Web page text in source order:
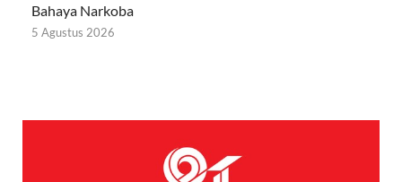
Bahaya Narkoba
5 Agustus 2026